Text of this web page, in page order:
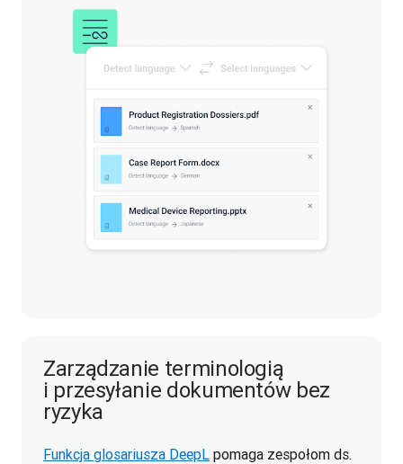
Zarządzanie terminologią
i przesyłanie dokumentów bez
ryzyka
Funkcja glosariusza DeepL pomaga zespołom ds.